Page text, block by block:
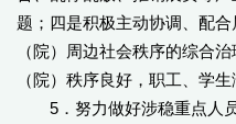
题；四是积极主动协调、配
（院）周边社会秩序的综合
（院）秩序良好，职工、学生
5．努力做好涉稳重点人员